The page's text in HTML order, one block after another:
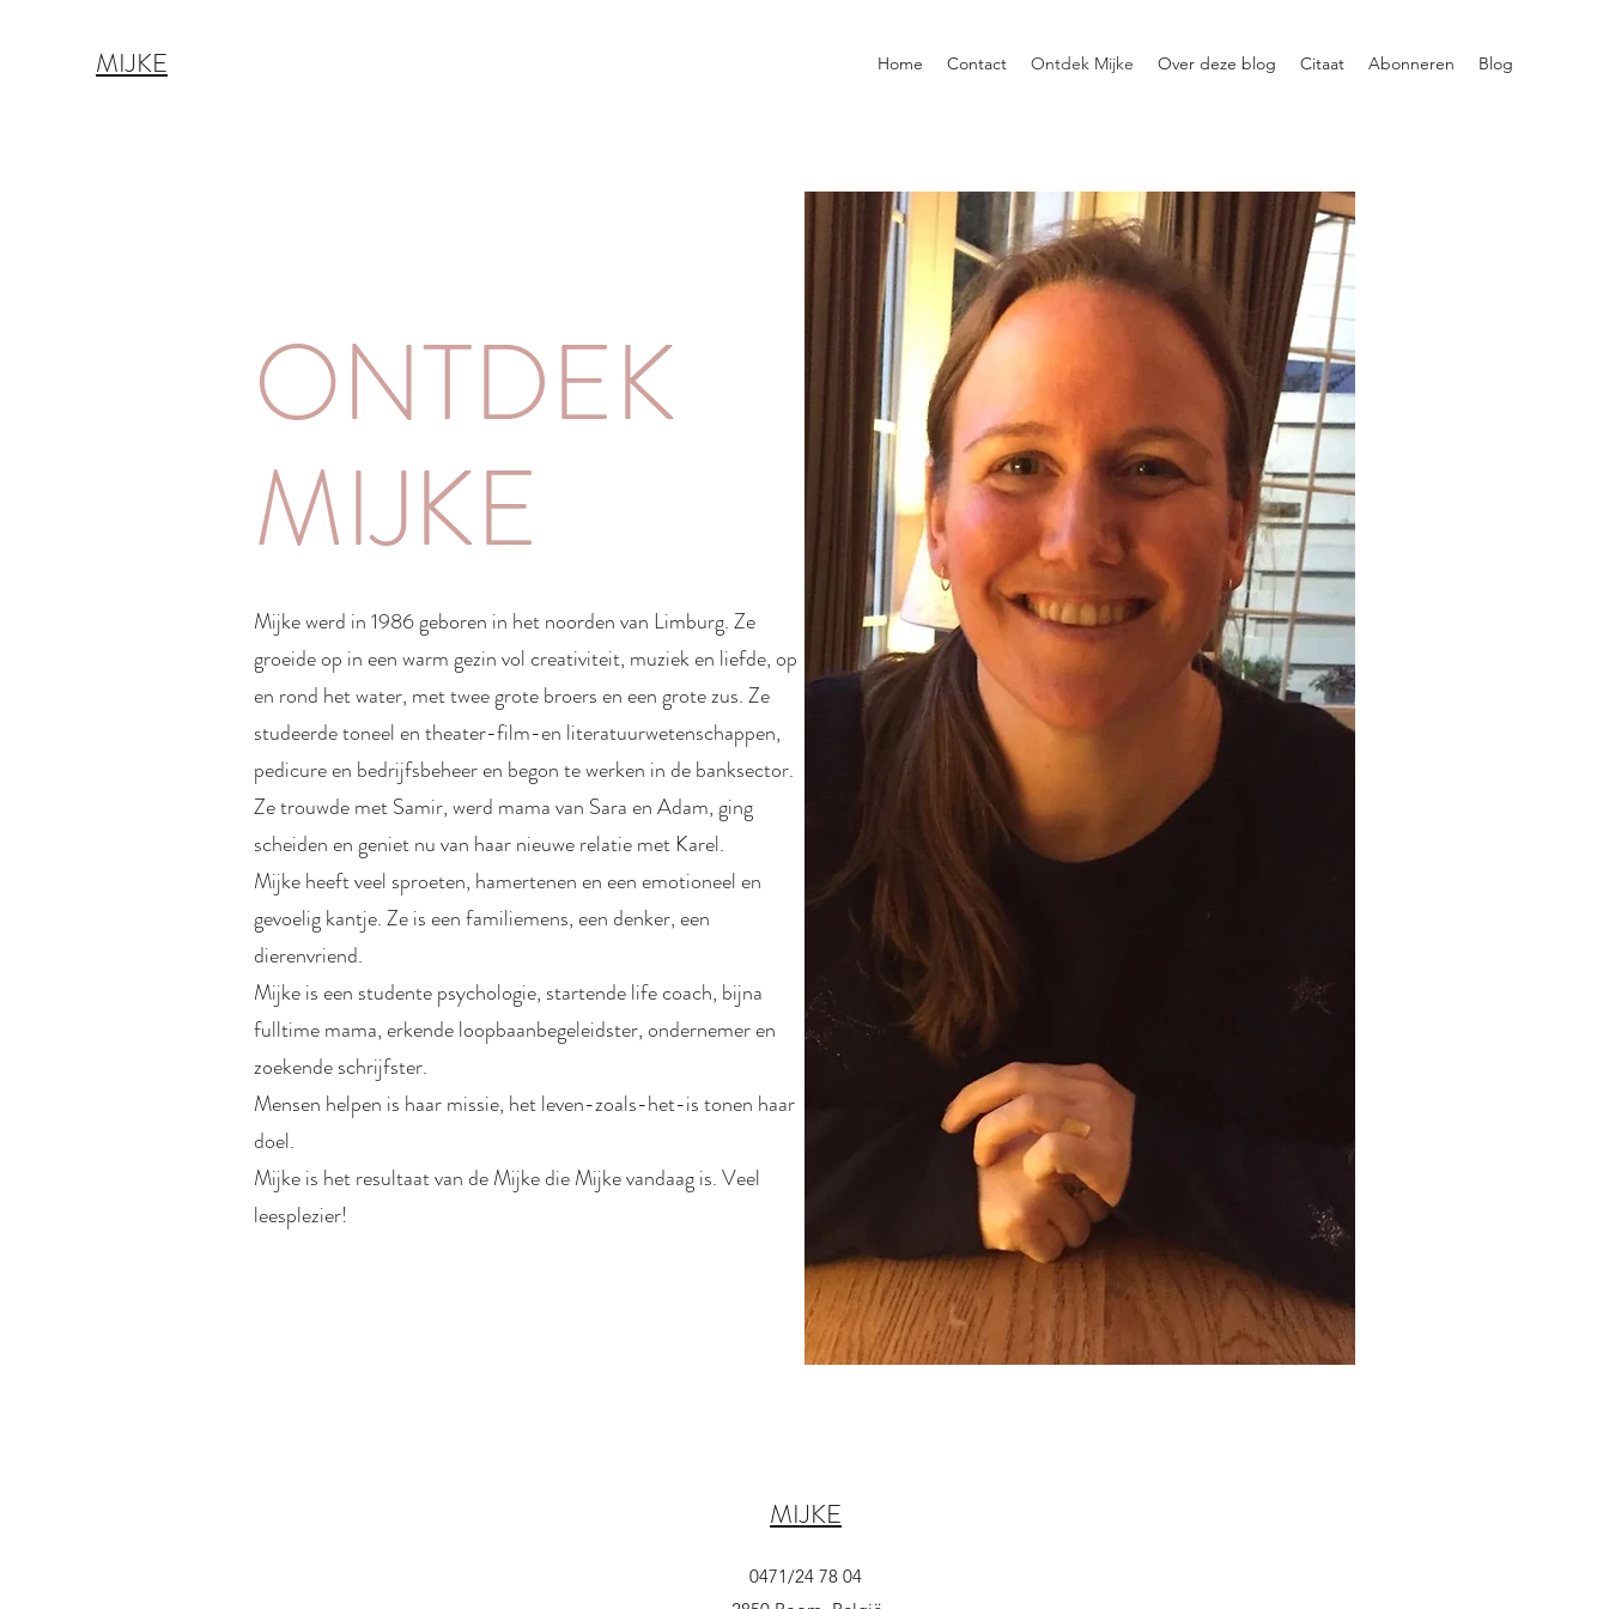
MIJKE Home Contact Ontdek Mijke Over deze blog Citaat Abonneren Blog
ONTDEK
MIJKE
Mijke werd in 1986 geboren in het noorden van Limburg. Ze
groeide op in een warm gezin vol creativiteit, muziek en liefde, op
en rond het water, met twee grote broers en een grote zus. Ze
studeerde toneel en theater-film-en literatuurwetenschappen,
pedicure en bedrijfsbeheer en begon te werken in de banksector.
Ze trouwde met Samir, werd mama van Sara en Adam, ging
scheiden en geniet nu van haar nieuwe relatie met Karel.
Mijke heeft veel sproeten, hamertenen en een emotioneel en
gevoelig kantje. Ze is een familiemens, een denker, een
dierenvriend.
Mijke is een studente psychologie, startende life coach, bijna
fulltime mama, erkende loopbaanbegeleidster, ondernemer en
zoekende schrijfster.
Mensen helpen is haar missie, het leven-zoals-het-is tonen haar
doel.
Mijke is het resultaat van de Mijke die Mijke vandaag is. Veel
leesplezier!
MIJKE
0471/24 78 04